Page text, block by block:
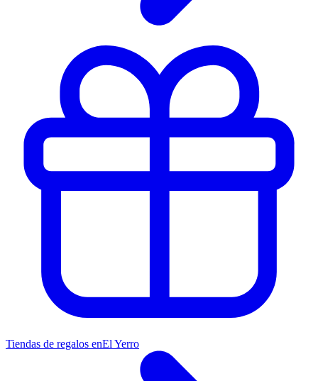
Tiendas de regalos enEl Yerro